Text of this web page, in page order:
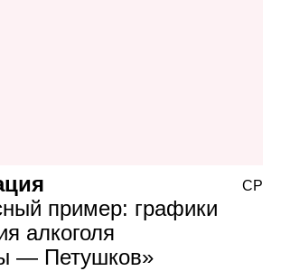
пример: графики
алкоголя
— Петушков»
СР